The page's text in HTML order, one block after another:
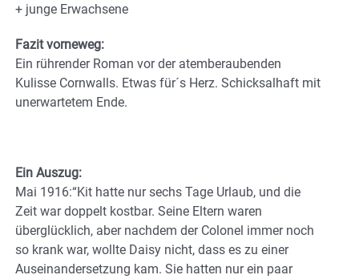
+ junge Erwachsene
Fazit vorneweg:
Ein rührender Roman vor der atemberaubenden
Kulisse Cornwalls. Etwas für´s Herz. Schicksalhaft mit
unerwartetem Ende.
Ein Auszug:
Mai 1916:“Kit hatte nur sechs Tage Urlaub, und die
Zeit war doppelt kostbar. Seine Eltern waren
überglücklich, aber nachdem der Colonel immer noch
so krank war, wollte Daisy nicht, dass es zu einer
Auseinandersetzung kam. Sie hatten nur ein paar